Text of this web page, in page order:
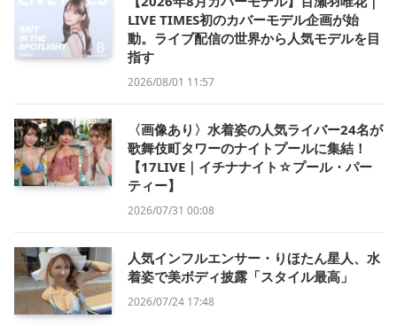
LIVE TIMES初のカバーモデル企画が始
動。ライブ配信の世界から人気モデルを目
指す
2026/08/01 11:57
〈画像あり〉水着姿の人気ライバー24名が
歌舞伎町タワーのナイトプールに集結！
【17LIVE｜イチナナイト☆プール・パー
ティー】
2026/07/31 00:08
人気インフルエンサー・りほたん星人、水
着姿で美ボディ披露「スタイル最高」
2026/07/24 17:48